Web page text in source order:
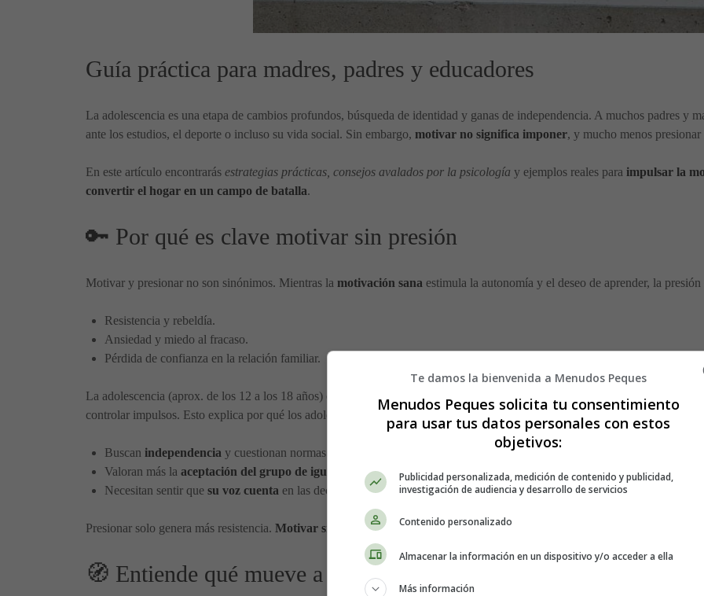
Guía práctica para madres, padres y educadores
La adolescencia es una etapa de cambios profundos, búsqueda de identidad y ganas de independencia. A muchos padres y
ante los estudios, el deporte o incluso su vida social. Sin embargo, motivar no significa imponer, y mucho menos
En este artículo encontrarás estrategias prácticas, consejos avalados por la psicología y ejemplos reales para impulsar la
convertir el hogar en un campo de batalla.
🔑 Por qué es clave motivar sin presión
Motivar y presionar no son sinónimos. Mientras la motivación sana estimula la autonomía y el deseo de aprender, la
Resistencia y rebeldía.
Ansiedad y miedo al fracaso.
Pérdida de confianza en la relación familiar.
La adolescencia (aprox. de los 12 a los 18 años) es una etapa dondeel cerebro sigue madurando
, especialmente la
controlar impulsos. Esto explica por qué los adolescentes:
Buscan independencia y cuestionan normas.
Valoran más la aceptación del grupo de iguales
Necesitan sentir que su voz cuenta en las decisiones que afectan a su vida.
Presionar solo genera más resistencia. Motivar sin imponeres la clave para que aprendan a automotivarse y desarrollen
🧭 Entiende qué mueve a tu hijo adolescente
Te damos la bienvenida a Menudos Peques
Menudos Peques solicita tu consentimiento
para usar tus datos personales con estos
objetivos:
Publicidad personalizada, medición de contenido y publicidad,
investigación de audiencia y desarrollo de servicios
Contenido personalizado
Almacenar la información en un dispositivo y/o acceder a ella
Más información